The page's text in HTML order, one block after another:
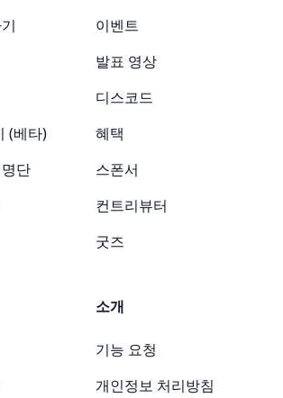
(베타)
단
이벤트
발표 영상
디스코드
혜택
스폰서
컨트리뷰터
굿즈
소개
기능 요청
개인정보 처리방침